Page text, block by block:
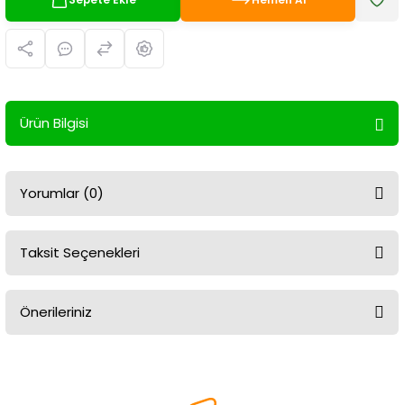
Ürün Bilgisi
Yorumlar (0)
Taksit Seçenekleri
Önerileriniz